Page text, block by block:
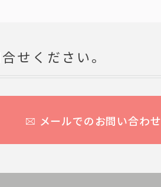
せください。
メールでのお問い合わせ